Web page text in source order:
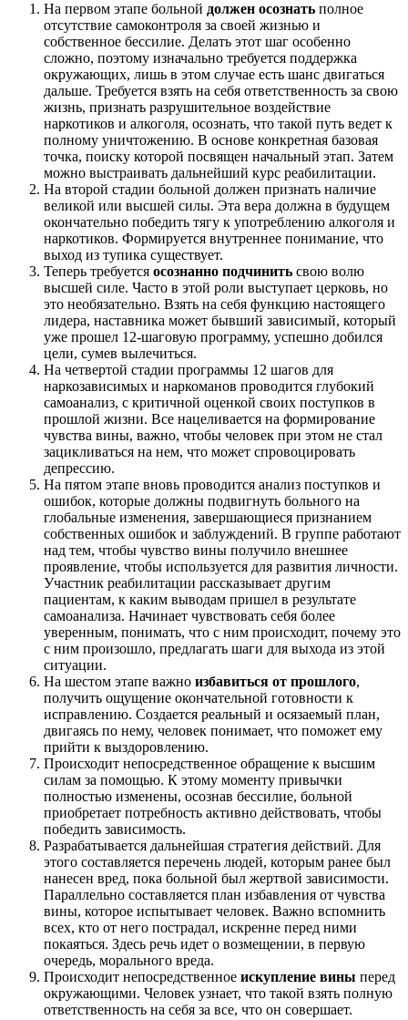
На первом этапе больной должен осознать полное
отсутствие самоконтроля за своей жизнью и
собственное бессилие. Делать этот шаг особенно
сложно, поэтому изначально требуется поддержка
окружающих, лишь в этом случае есть шанс двигаться
дальше. Требуется взять на себя ответственность за свою
жизнь, признать разрушительное воздействие
наркотиков и алкоголя, осознать, что такой путь ведет к
полному уничтожению. В основе конкретная базовая
точка, поиску которой посвящен начальный этап. Затем
можно выстраивать дальнейший курс реабилитации.
На второй стадии больной должен признать наличие
великой или высшей силы. Эта вера должна в будущем
окончательно победить тягу к употреблению алкоголя и
наркотиков. Формируется внутреннее понимание, что
выход из тупика существует.
Теперь требуется осознанно подчинить свою волю
высшей силе. Часто в этой роли выступает церковь, но
это необязательно. Взять на себя функцию настоящего
лидера, наставника может бывший зависимый, который
уже прошел 12-шаговую программу, успешно добился
цели, сумев вылечиться.
На четвертой стадии программы 12 шагов для
наркозависимых и наркоманов проводится глубокий
самоанализ, с критичной оценкой своих поступков в
прошлой жизни. Все нацеливается на формирование
чувства вины, важно, чтобы человек при этом не стал
зацикливаться на нем, что может спровоцировать
депрессию.
На пятом этапе вновь проводится анализ поступков и
ошибок, которые должны подвигнуть больного на
глобальные изменения, завершающиеся признанием
собственных ошибок и заблуждений. В группе работают
над тем, чтобы чувство вины получило внешнее
проявление, чтобы используется для развития личности.
Участник реабилитации рассказывает другим
пациентам, к каким выводам пришел в результате
самоанализа. Начинает чувствовать себя более
уверенным, понимать, что с ним происходит, почему это
с ним произошло, предлагать шаги для выхода из этой
ситуации.
На шестом этапе важно избавиться от прошлого,
получить ощущение окончательной готовности к
исправлению. Создается реальный и осязаемый план,
двигаясь по нему, человек понимает, что поможет ему
прийти к выздоровлению.
Происходит непосредственное обращение к высшим
силам за помощью. К этому моменту привычки
полностью изменены, осознав бессилие, больной
приобретает потребность активно действовать, чтобы
победить зависимость.
Разрабатывается дальнейшая стратегия действий. Для
этого составляется перечень людей, которым ранее был
нанесен вред, пока больной был жертвой зависимости.
Параллельно составляется план избавления от чувства
вины, которое испытывает человек. Важно вспомнить
всех, кто от него пострадал, искренне перед ними
покаяться. Здесь речь идет о возмещении, в первую
очередь, морального вреда.
Происходит непосредственное искупление вины перед
окружающими. Человек узнает, что такой взять полную
ответственность на себя за все, что он совершает.